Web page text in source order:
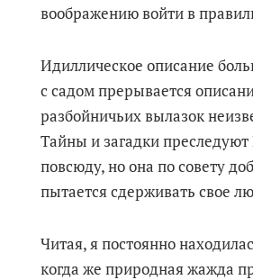
воображению войти в
Идиллическое описание
с садом прерывается
разбойничьих вылазок
Тайны и загадки
повсюду, но она по совету
пытается сдерживать свое
Читая, я постоянно
когда же природная жажда